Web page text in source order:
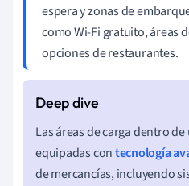
espera y zonas de
como Wi-Fi gratuito, áreas
opciones de restaurantes.
Las áreas de carga dentro
equipadas contecnología
de mercancías, incluyendo